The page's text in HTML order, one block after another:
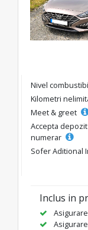
Nivel
Kilometri
Meet & greet
Accepta
numerar
Sofer Aditional
Inclus in